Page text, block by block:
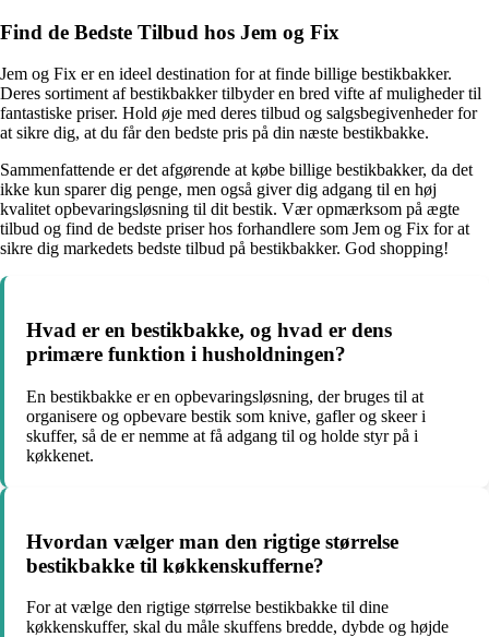
Find de Bedste Tilbud hos Jem og Fix
Jem og Fix er en ideel destination for at finde billige bestikbakker.
Deres sortiment af bestikbakker tilbyder en bred vifte af muligheder til
fantastiske priser. Hold øje med deres tilbud og salgsbegivenheder for
at sikre dig, at du får den bedste pris på din næste bestikbakke.
Sammenfattende er det afgørende at købe billige bestikbakker, da det
ikke kun sparer dig penge, men også giver dig adgang til en høj
kvalitet opbevaringsløsning til dit bestik. Vær opmærksom på ægte
tilbud og find de bedste priser hos forhandlere som Jem og Fix for at
sikre dig markedets bedste tilbud på bestikbakker. God shopping!
Hvad er en bestikbakke, og hvad er dens
primære funktion i husholdningen?
En bestikbakke er en opbevaringsløsning, der bruges til at
organisere og opbevare bestik som knive, gafler og skeer i
skuffer, så de er nemme at få adgang til og holde styr på i
køkkenet.
Hvordan vælger man den rigtige størrelse
bestikbakke til køkkenskufferne?
For at vælge den rigtige størrelse bestikbakke til dine
køkkenskuffer, skal du måle skuffens bredde, dybde og højde